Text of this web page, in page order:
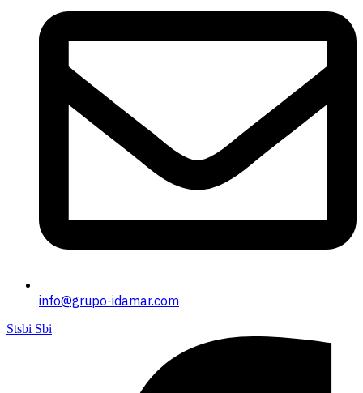
info@grupo-idamar.com
Stsbi Sbi